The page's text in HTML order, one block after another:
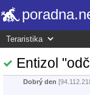
Entizol
Dobrý den